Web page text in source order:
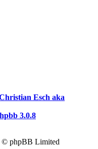
Esch aka
3.0.8
© phpBB Limited